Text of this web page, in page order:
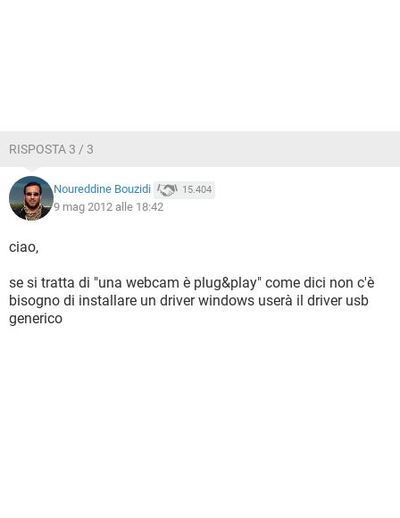
RISPOSTA 3 / 3
Noureddine Bouzidi 15.404
9 mag 2012 alle 18:42
ciao,
se si tratta di "una webcam è plug&play" come dici non c'è
bisogno di installare un driver windows userà il driver usb
generico